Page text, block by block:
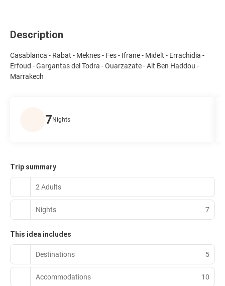
Description
Casablanca - Rabat - Meknes - Fes - Ifrane - Midelt - Errachidia -
Erfoud - Gargantas del Todra - Ouarzazate - Ait Ben Haddou -
Marrakech
7 Nights
Trip summary
2 Adults
Nights 7
This idea includes
Destinations 5
Accommodations 10